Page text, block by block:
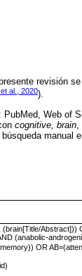
revisión
al., 2020).
Web of
cognitive, brain
manual
Abstract]))
(anabolic-
OR